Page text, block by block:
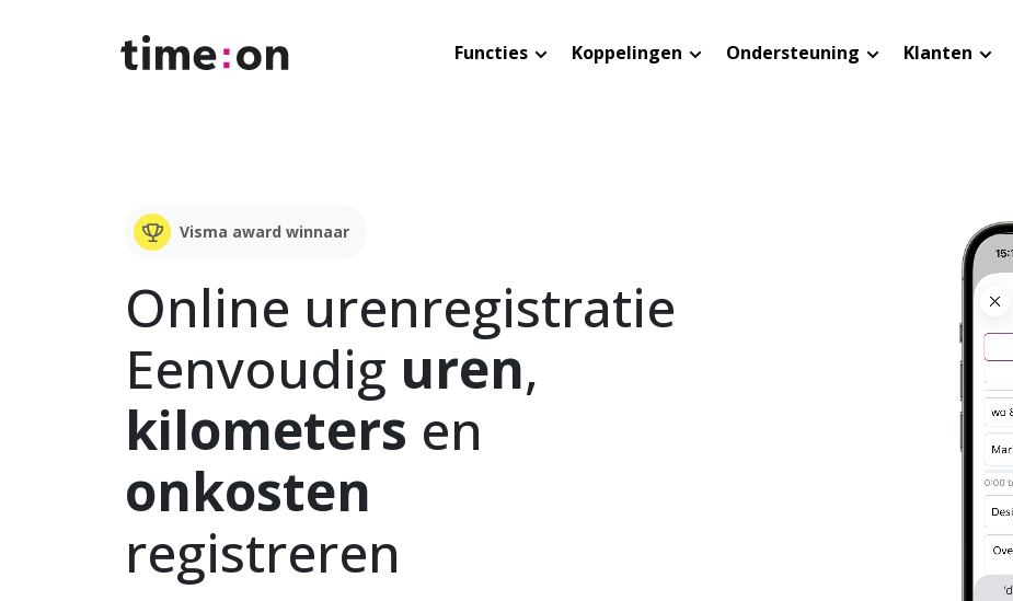
Functies Koppelingen Ondersteuning Klanten
Visma award winnaar
Online urenregistratie
Eenvoudig uren,
kilometers en
onkosten
registreren